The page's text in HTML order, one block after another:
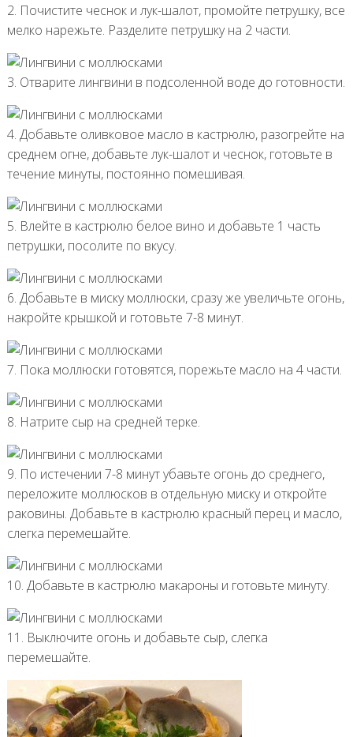
2. Почистите чеснок и лук-шалот, промойте петрушку, все
мелко нарежьте. Разделите петрушку на 2 части.
3. Отварите лингвини в подсоленной воде до готовности.
4. Добавьте оливковое масло в кастрюлю, разогрейте на
среднем огне, добавьте лук-шалот и чеснок, готовьте в
течение минуты, постоянно помешивая.
5. Влейте в кастрюлю белое вино и добавьте 1 часть
петрушки, посолите по вкусу.
6. Добавьте в миску моллюски, сразу же увеличьте огонь,
накройте крышкой и готовьте 7-8 минут.
7. Пока моллюски готовятся, порежьте масло на 4 части.
8. Натрите сыр на средней терке.
9. По истечении 7-8 минут убавьте огонь до среднего,
переложите моллюсков в отдельную миску и откройте
раковины. Добавьте в кастрюлю красный перец и масло,
слегка перемешайте.
10. Добавьте в кастрюлю макароны и готовьте минуту.
11. Выключите огонь и добавьте сыр, слегка
перемешайте.